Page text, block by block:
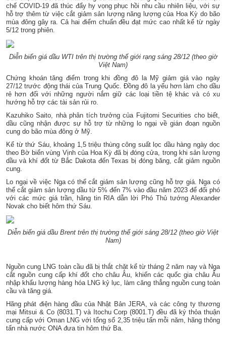
chế COVID-19 đã thúc đẩy hy vọng phục hồi nhu cầu nhiên liệu, với sự
hỗ trợ thêm từ việc cắt giảm sản lượng năng lượng của Hoa Kỳ do bão
mùa đông gây ra. Cả hai điểm chuẩn đều đạt mức cao nhất kể từ ngày
5/12 trong phiên.
Diễn biến giá dầu WTI trên thị trường thế giới rạng sáng 28/12 (theo giờ
Việt Nam)
Chứng khoán tăng điểm trong khi đồng đô la Mỹ giảm giá vào ngày
27/12 trước động thái của Trung Quốc. Đồng đô la yếu hơn làm cho dầu
rẻ hơn đối với những người nắm giữ các loại tiền tệ khác và có xu
hướng hỗ trợ các tài sản rủi ro.
Kazuhiko Saito, nhà phân tích trưởng của Fujitomi Securities cho biết,
dầu cũng nhận được sự hỗ trợ từ những lo ngại về gián đoạn nguồn
cung do bão mùa đông ở Mỹ.
Kể từ thứ Sáu, khoảng 1,5 triệu thùng công suất lọc dầu hàng ngày dọc
theo Bờ biển vùng Vịnh của Hoa Kỳ đã bị đóng cửa, trong khi sản lượng
dầu và khí đốt từ Bắc Dakota đến Texas bị đóng băng, cắt giảm nguồn
cung.
Lo ngại về việc Nga có thể cắt giảm sản lượng cũng hỗ trợ giá. Nga có
thể cắt giảm sản lượng dầu từ 5% đến 7% vào đầu năm 2023 để đối phó
với các mức giá trần, hãng tin RIA dẫn lời Phó Thủ tướng Alexander
Novak cho biết hôm thứ Sáu.
Diễn biến giá dầu Brent trên thị trường thế giới sáng 28/12 (theo giờ Việt
Nam)
Nguồn cung LNG toàn cầu đã bị thắt chặt kể từ tháng 2 năm nay và Nga
cắt nguồn cung cấp khí đốt cho châu Âu, khiến các quốc gia châu Âu
nhập khẩu lượng hàng hóa LNG kỷ lục, làm căng thẳng nguồn cung toàn
cầu và tăng giá.
Hãng phát điện hàng đầu của Nhật Bản JERA, và các công ty thương
mại Mitsui & Co (8031.T) và Itochu Corp (8001.T) đều đã ký thỏa thuận
cung cấp với Oman LNG với tổng số 2,35 triệu tấn mỗi năm, hãng thông
tấn nhà nước ONA đưa tin hôm thứ Ba.